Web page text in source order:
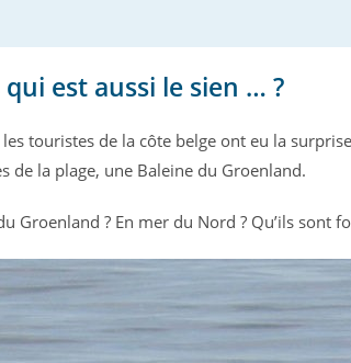
qui est aussi le sien … ?
touristes de la côte belge ont eu la
de la plage, une Baleine du Groenland.
Groenland ? En mer du Nord ? Qu’ils sont